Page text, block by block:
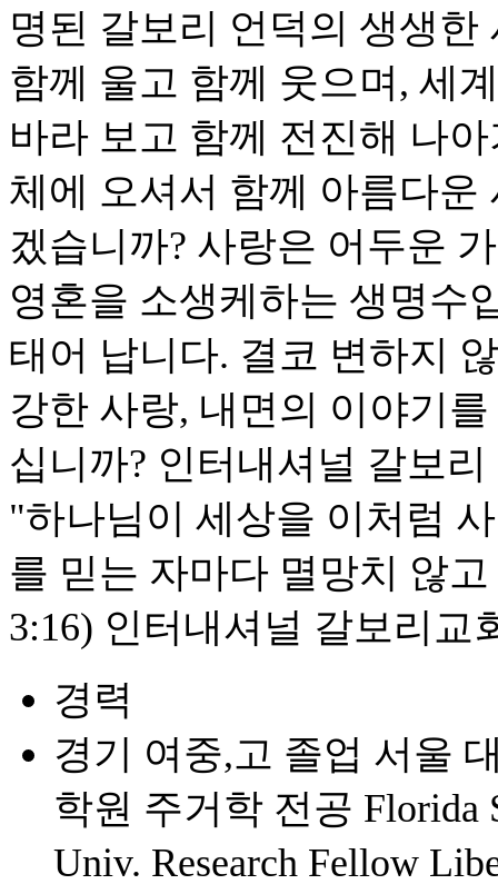
명된 갈보리 언덕의 생생
함께 울고 함께 웃으며, 세
바라 보고 함께 전진해 나
체에 오셔서 함께 아름다
겠습니까? 사랑은 어두운
영혼을 소생케하는 생명수
태어 납니다. 결코 변하지
강한 사랑, 내면의 이야기
십니까? 인터내셔널 갈보
"하나님이 세상을 이처럼
를 믿는 자마다 멸망치 않
3:16) 인터내셔널 갈보리교
경력
경기 여중,고 졸업 서울
학원 주거학 전공 Florida
Univ. Research Fellow